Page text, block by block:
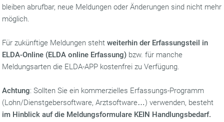
bleiben abrufbar, neue Meldungen oder Änderungen sind nicht mehr
möglich.
Für zukünftige Meldungen stehtweiterhin der Erfassungsteil in
ELDA-Online (ELDA online Erfassung) bzw. für manche
Meldungsarten die ELDA-APP kostenfrei zu Verfügung.
Achtung: Sollten Sie ein kommerzielles Erfassungs-Programm
(Lohn/Dienstgebersoftware, Arztsoftware…) verwenden, besteht
im Hinblick auf die Meldungsformulare KEIN Handlungsbedarf.